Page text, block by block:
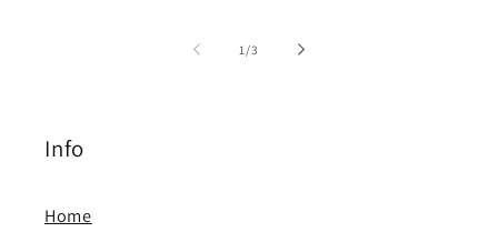
1 /von
3
Info
Home